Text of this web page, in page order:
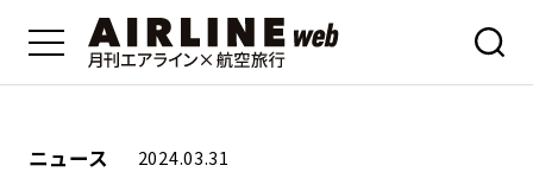
ニュース 2024.03.31